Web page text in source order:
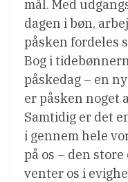
mål. Med
dagen i bøn,
påsken fordeles
Bog i
påskedag – en
er påsken noget
Samtidig er det
i gennem hele
på os – den
venter os i